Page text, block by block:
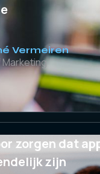
Vermeiren
Marketing
zorgen dat
zijn